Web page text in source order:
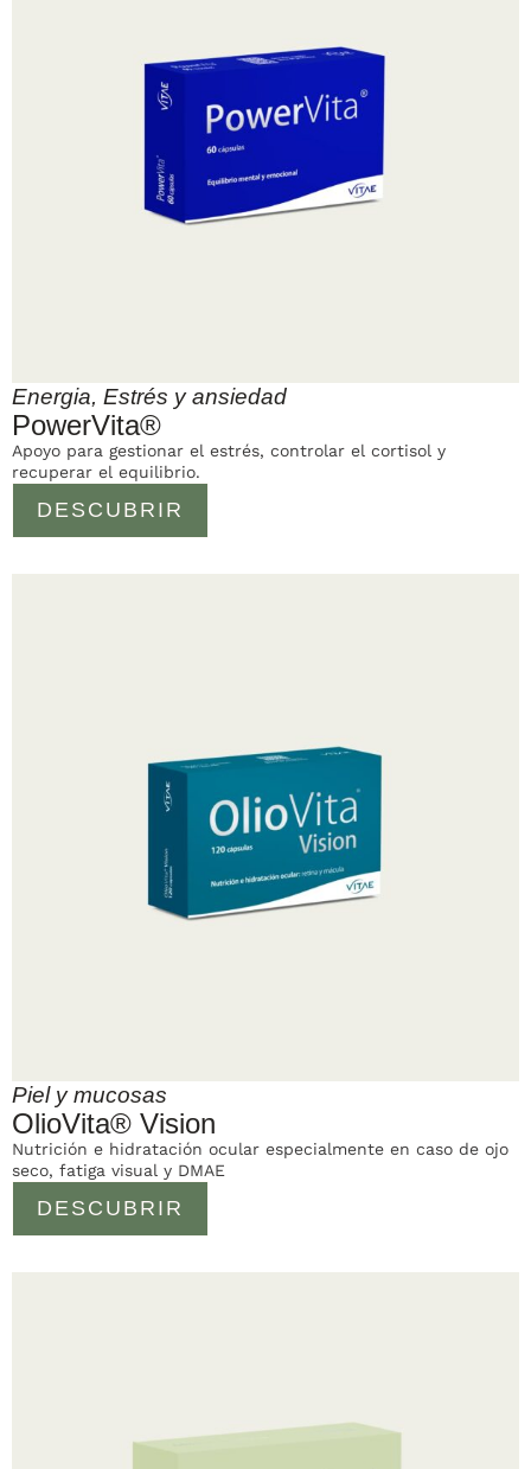
Energia, Estrés y ansiedad
PowerVita®
DESCUBRIR
Apoyo para gestionar el estrés, controlar el cortisol y
recuperar el equilibrio.
Piel y mucosas
OlioVita® Vision
DESCUBRIR
Nutrición e hidratación ocular especialmente en caso de ojo
seco, fatiga visual y DMAE